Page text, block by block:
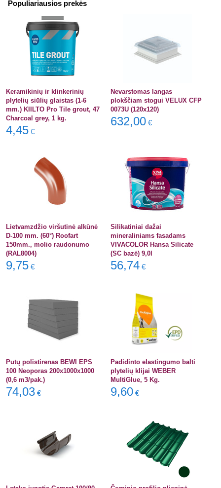
Populiariausios prekės
Keramikinių ir klinkerinių
plytelių siūlių glaistas (1-6
mm.) KIILTO Pro Tile grout, 47
Charcoal grey, 1 kg.
4,45 €
Nevarstomas langas
plokščiam stogui VELUX CFP
0073U (120x120)
632,00 €
Lietvamzdžio viršutinė alkūnė
D-100 mm. (60°) Roofart
150mm., molio raudonumo
(RAL8004)
9,75 €
Silikatiniai dažai
mineraliniams fasadams
VIVACOLOR Hansa Silicate
(SC bazė) 9,0l
56,74 €
Putų polistirenas BEWI EPS
100 Neoporas 200x1000x1000
(0,6 m3/pak.)
74,03 €
Padidinto elastingumo balti
plytelių klijai WEBER
MultiGlue, 5 Kg.
9,60 €